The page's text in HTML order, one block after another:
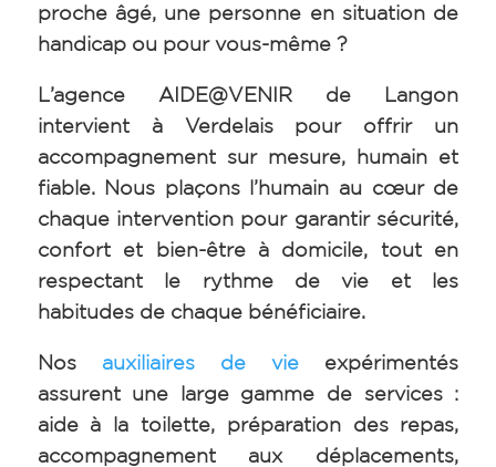
proche âgé, une personne en situation de
handicap ou pour vous-même ?
L’agence AIDE@VENIR de Langon
intervient à Verdelais pour offrir un
accompagnement sur mesure, humain et
fiable. Nous plaçons l’humain au cœur de
chaque intervention pour garantir sécurité,
confort et bien-être à domicile, tout en
respectant le rythme de vie et les
habitudes de chaque bénéficiaire.
Nos auxiliaires de vie expérimentés
assurent une large gamme de services :
aide à la toilette, préparation des repas,
accompagnement aux déplacements,